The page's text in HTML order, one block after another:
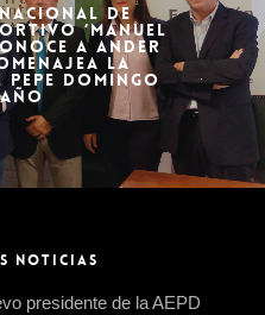
DE
‘MANUEL
A ANDER
LA
PEPE DOMINGO
NOTICIAS
presidente de la AEPD